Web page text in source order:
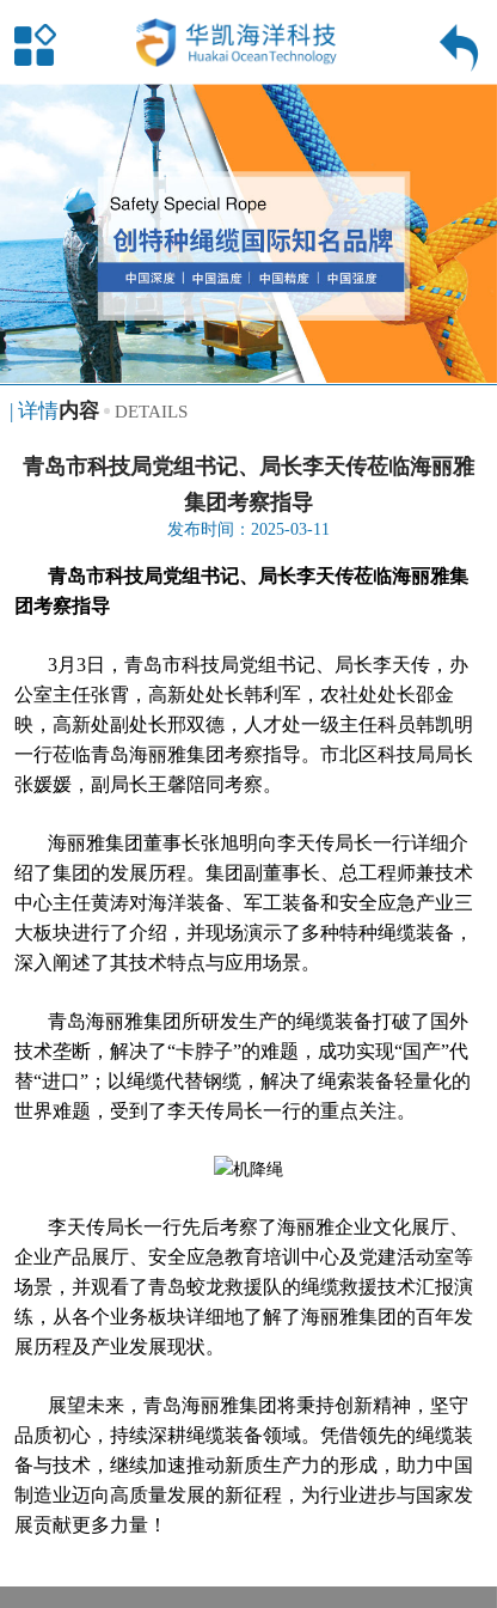
| 详情内容 DETAILS
青岛市科技局党组书记、局长李天传莅临海丽雅
集团考察指导
发布时间：2025-03-11
青岛市科技局党组书记、局长李天传莅临海丽雅集
团考察指导
3月3日，青岛市科技局党组书记、局长李天传，办
公室主任张霄，高新处处长韩利军，农社处处长邵金
映，高新处副处长邢双德，人才处一级主任科员韩凯明
一行莅临青岛海丽雅集团考察指导。市北区科技局局长
张媛媛，副局长王馨陪同考察。
海丽雅集团董事长张旭明向李天传局长一行详细介
绍了集团的发展历程。集团副董事长、总工程师兼技术
中心主任黄涛对海洋装备、军工装备和安全应急产业三
大板块进行了介绍，并现场演示了多种特种绳缆装备，
深入阐述了其技术特点与应用场景。
青岛海丽雅集团所研发生产的绳缆装备打破了国外
技术垄断，解决了“卡脖子”的难题，成功实现“国产”代
替“进口”；以绳缆代替钢缆，解决了绳索装备轻量化的
世界难题，受到了李天传局长一行的重点关注。
李天传局长一行先后考察了海丽雅企业文化展厅、
企业产品展厅、安全应急教育培训中心及党建活动室等
场景，并观看了青岛蛟龙救援队的绳缆救援技术汇报演
练，从各个业务板块详细地了解了海丽雅集团的百年发
展历程及产业发展现状。
展望未来，青岛海丽雅集团将秉持创新精神，坚守
品质初心，持续深耕绳缆装备领域。凭借领先的绳缆装
备与技术，继续加速推动新质生产力的形成，助力中国
制造业迈向高质量发展的新征程，为行业进步与国家发
展贡献更多力量！